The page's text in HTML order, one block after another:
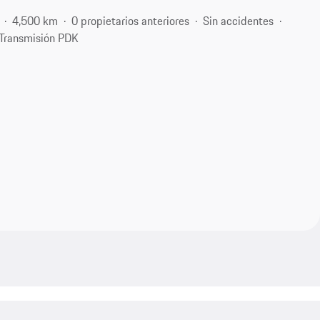
4,500 km 0 propietarios anteriores
Sin accidentes
PDK